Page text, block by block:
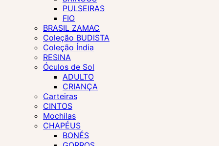
PULSEIRAS
FIO
BRASIL ZAMAC
Coleção BUDISTA
Coleção Índia
RESINA
Óculos de Sol
ADULTO
CRIANÇA
Carteiras
CINTOS
Mochilas
CHAPÉUS
BONÉS